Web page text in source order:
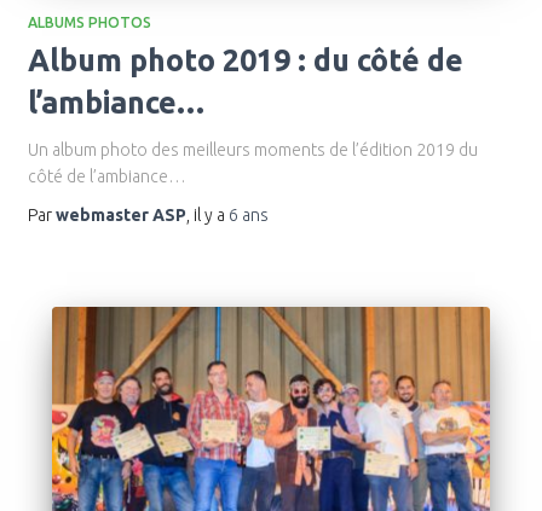
ALBUMS PHOTOS
Album photo 2019 : du côté de
l’ambiance…
Un album photo des meilleurs moments de l’édition 2019 du
côté de l’ambiance…
Parwebmaster ASP , il y a 6 ans